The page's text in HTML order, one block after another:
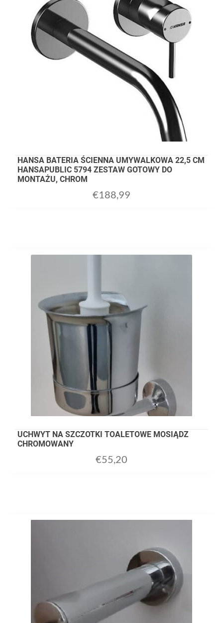
HANSA BATERIA ŚCIENNA UMYWALKOWA 22,5 CM
HANSAPUBLIC 5794 ZESTAW GOTOWY DO
MONTAŻU, CHROM
€188,99
UCHWYT NA SZCZOTKI TOALETOWE MOSIĄDZ
CHROMOWANY
€55,20